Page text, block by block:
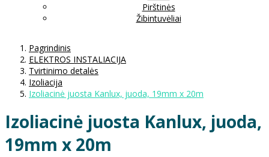
Pirštinės
Žibintuvėliai
Pagrindinis
ELEKTROS INSTALIACIJA
Tvirtinimo detalės
Izoliacija
Izoliacinė juosta Kanlux, juoda, 19mm x 20m
Izoliacinė juosta Kanlux, juoda,
19mm x 20m